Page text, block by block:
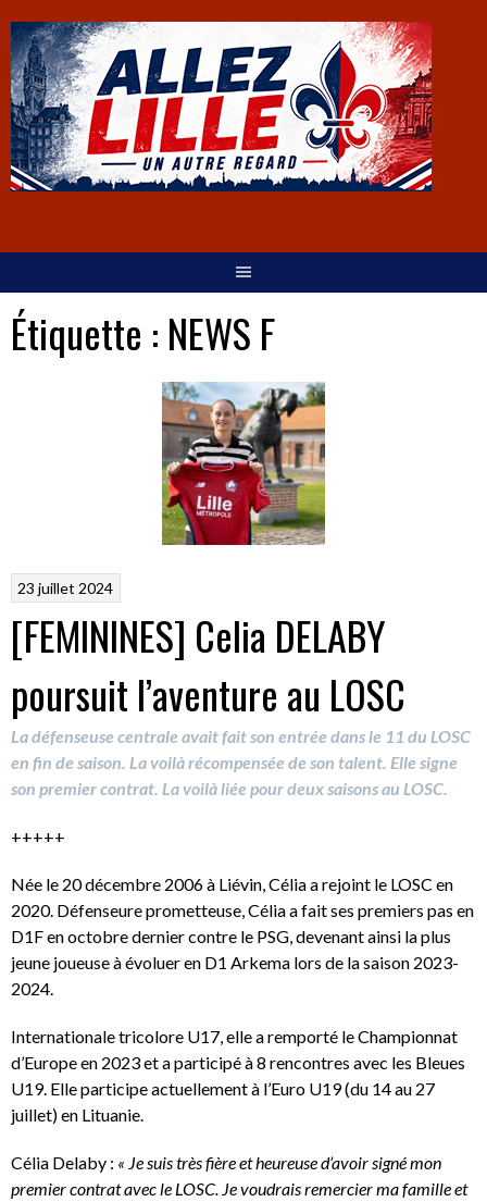
Étiquette : NEWS F
23 juillet 2024
[FEMININES] Celia DELABY
poursuit l’aventure au LOSC
La défenseuse centrale avait fait son entrée dans le 11 du LOSC
en fin de saison. La voilà récompensée de son talent. Elle signe
son premier contrat. La voilà liée pour deux saisons au LOSC.
+++++
Née le 20 décembre 2006 à Liévin, Célia a rejoint le LOSC en
2020. Défenseure prometteuse, Célia a fait ses premiers pas en
D1F en octobre dernier contre le PSG, devenant ainsi la plus
jeune joueuse à évoluer en D1 Arkema lors de la saison 2023-
2024.
Internationale tricolore U17, elle a remporté le Championnat
d’Europe en 2023 et a participé à 8 rencontres avec les Bleues
U19. Elle participe actuellement à l’Euro U19 (du 14 au 27
juillet) en Lituanie.
Célia Delaby : « Je suis très fière et heureuse d’avoir signé mon
premier contrat avec le LOSC. Je voudrais remercier ma famille et